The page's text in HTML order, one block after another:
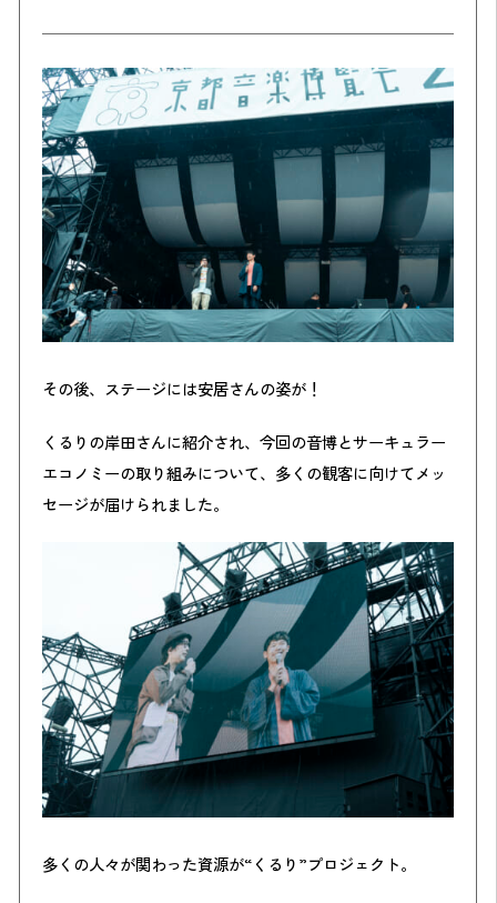
その後、ステージには安居さんの姿が！
くるりの岸田さんに紹介され、今回の音博とサーキュラー
エコノミーの取り組みについて、多くの観客に向けてメッ
セージが届けられました。
多くの人々が関わった資源が“くるり”プロジェクト。